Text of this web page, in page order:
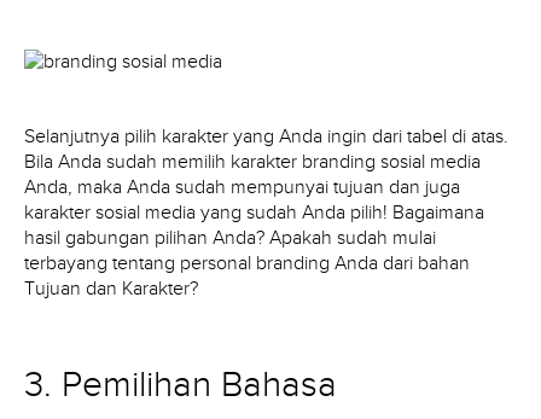
Selanjutnya pilih karakter yang Anda ingin dari tabel di atas.
Bila Anda sudah memilih karakter branding sosial media
Anda, maka Anda sudah mempunyai tujuan dan juga
karakter sosial media yang sudah Anda pilih! Bagaimana
hasil gabungan pilihan Anda? Apakah sudah mulai
terbayang tentang personal branding Anda dari bahan
Tujuan dan Karakter?
3. Pemilihan Bahasa